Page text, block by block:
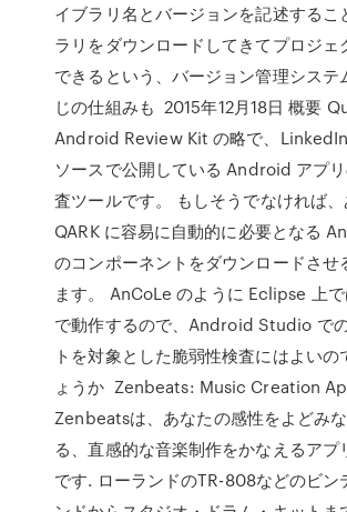
イブラリ名とバージョンを記述するこ
ラリをダウンロードしてきてプロジェ
できるという、バージョン管理システ
じの仕組みも 2015年12月18日 概要
Android Review Kit の略で、
ソースで公開している Android アプ
査ツールです。 もしそうでなければ
QARK に容易に自動的に必要となる
のコンポーネントをダウンロードさせ
ます。 AnCoLe のように Eclipse 上
で動作するので、Android Studio で
トを対象とした脆弱性検査にはよいの
ょうか Zenbeats: Music Creation
Zenbeatsは、あなたの感性をよどみ
る、直感的な音楽制作をかなえるアプ
です. ローランドのTR-808などのビン